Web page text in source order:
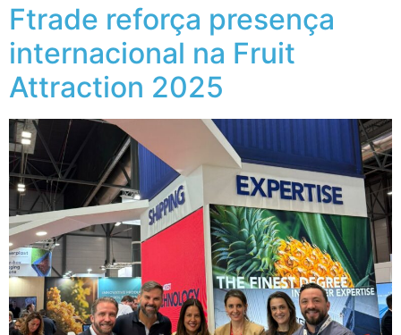
Ftrade reforça presença
internacional na Fruit
Attraction 2025